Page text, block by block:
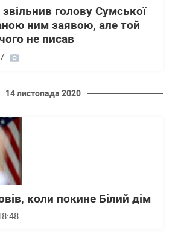
голову Сумської
ним заявою, але той
не писав
14 листопада 2020
коли покине Білий дім